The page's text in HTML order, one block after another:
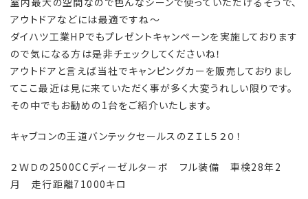
アウトドアなどには最適ですね～
ダイハツ工業HPでもプレゼントキャンペーンを実施しております
ので気になる方は是非チェックしてくださいね！
アウトドアと言えば当社でキャンピングカーを販売しておりまし
てここ最近は見に来ていただく事が多く大変うれしい限りです。
その中でもお勧めの1台をご紹介いたします。
キャブコンの王道バンテックセールスのＺＩＬ５２０！
２ＷＤの2500CCディーゼルターボ フル装備 車検28年2
月 走行距離71000キロ